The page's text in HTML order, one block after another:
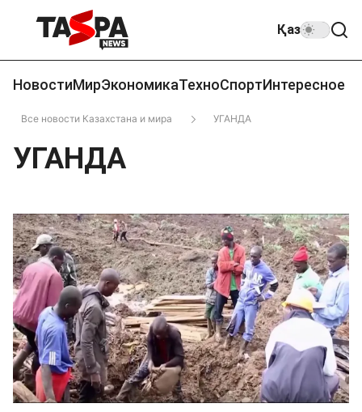
Қаз
НовостиМирЭкономикаТехноСпортИнтересное
Все новости Казахстана и мира УГАНДА
УГАНДА